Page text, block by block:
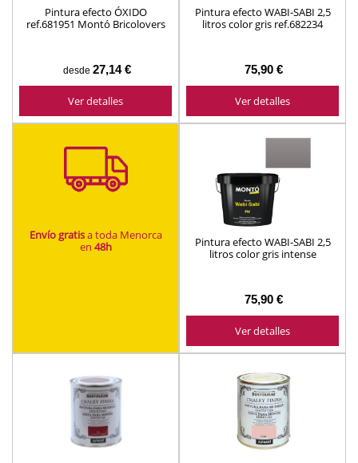
Pintura efecto ÓXIDO
ref.681951 Montó Bricolovers
desde 27,14 €
Ver detalles
Pintura efecto WABI-SABI 2,5
litros color gris ref.682234
75,90 €
Ver detalles
Envío gratisa toda Menorca
en 48h
Pintura efecto WABI-SABI 2,5
litros color gris intense
75,90 €
Ver detalles